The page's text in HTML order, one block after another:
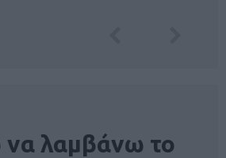
λαμβάνω το